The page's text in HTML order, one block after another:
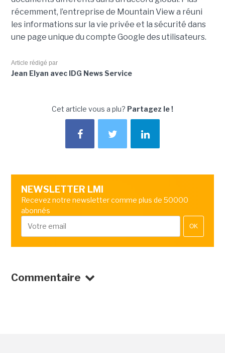
récemment, l’entreprise de Mountain View a réuni
les informations sur la vie privée et la sécurité dans
une page unique du compte Google des utilisateurs.
Article rédigé par
Jean Elyan avec IDG News Service
Cet article vous a plu? Partagez le !
NEWSLETTER LMI
Recevez notre newsletter comme plus de 50000
abonnés
OK
Commentaire